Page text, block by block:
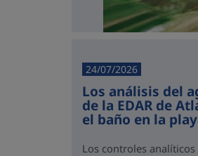
24/07/2026
Los análisis del
de la EDAR de
el baño en la
Los controles